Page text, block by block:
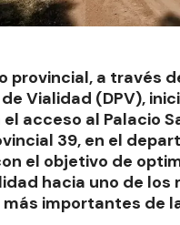
provincial, a través
Vialidad (DPV),
acceso al Palacio
39, en el
el objetivo de
hacia uno de los
importantes de